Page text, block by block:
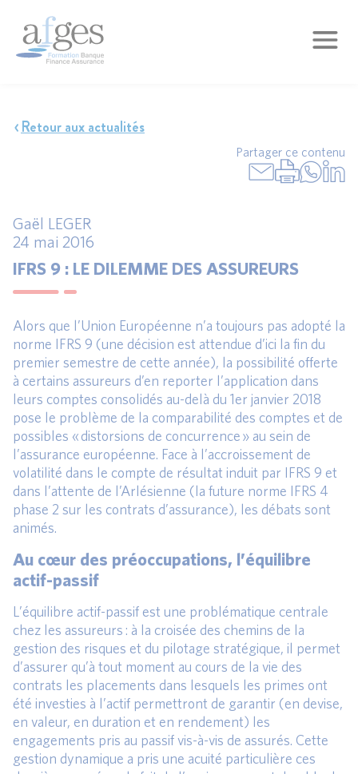
Retour aux actualités
Partager ce contenu
Gaël LEGER
24 mai 2016
IFRS 9 : LE DILEMME DES ASSUREURS
Alors que l’Union Européenne n’a toujours pas adopté la
norme IFRS 9 (une décision est attendue d’ici la fin du
premier semestre de cette année), la possibilité offerte
à certains assureurs d’en reporter l’application dans
leurs comptes consolidés au-delà du 1er janvier 2018
pose le problème de la comparabilité des comptes et de
possibles « distorsions de concurrence » au sein de
l’assurance européenne. Face à l’accroissement de
volatilité dans le compte de résultat induit par IFRS 9 et
dans l’attente de l’Arlésienne (la future norme IFRS 4
phase 2 sur les contrats d’assurance), les débats sont
animés.
Au cœur des préoccupations, l’équilibre
actif-passif
L’équilibre actif-passif est une problématique centrale
chez les assureurs : à la croisée des chemins de la
gestion des risques et du pilotage stratégique, il permet
d’assurer qu’à tout moment au cours de la vie des
contrats les placements dans lesquels les primes ont
été investies à l’actif permettront de garantir (en devise,
en valeur, en duration et en rendement) les
engagements pris au passif vis-à-vis de assurés. Cette
gestion dynamique a pris une acuité particulière ces